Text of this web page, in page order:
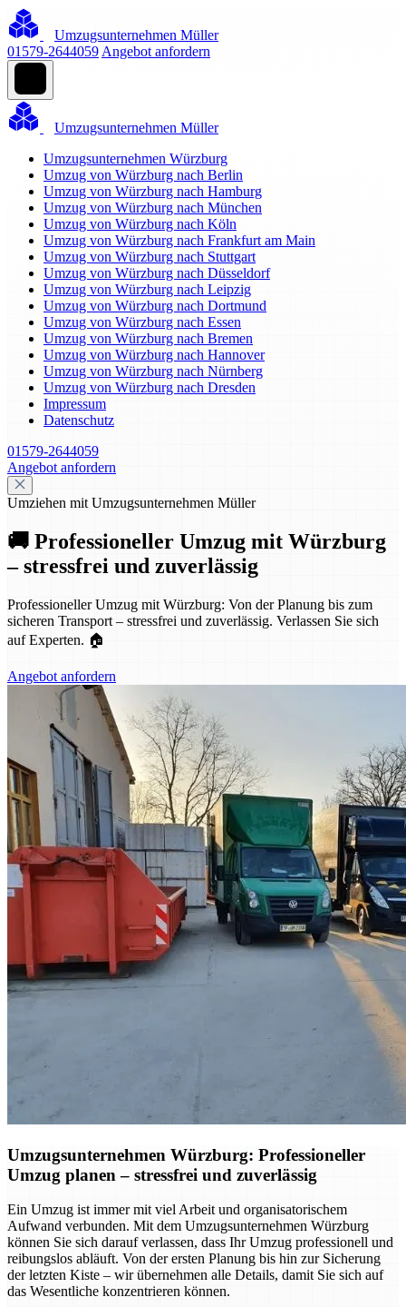
Umzugsunternehmen Müller
01579-2644059 Angebot anfordern
Umzugsunternehmen Müller
Umzugsunternehmen Würzburg
Umzug von Würzburg nach Berlin
Umzug von Würzburg nach Hamburg
Umzug von Würzburg nach München
Umzug von Würzburg nach Köln
Umzug von Würzburg nach Frankfurt am Main
Umzug von Würzburg nach Stuttgart
Umzug von Würzburg nach Düsseldorf
Umzug von Würzburg nach Leipzig
Umzug von Würzburg nach Dortmund
Umzug von Würzburg nach Essen
Umzug von Würzburg nach Bremen
Umzug von Würzburg nach Hannover
Umzug von Würzburg nach Nürnberg
Umzug von Würzburg nach Dresden
Impressum
Datenschutz
01579-2644059
Angebot anfordern
Umziehen mit Umzugsunternehmen Müller
🚚 Professioneller Umzug mit Würzburg
– stressfrei und zuverlässig
Professioneller Umzug mit Würzburg: Von der Planung bis zum
sicheren Transport – stressfrei und zuverlässig. Verlassen Sie sich
auf Experten. 🏠
Angebot anfordern
Umzugsunternehmen Würzburg: Professioneller
Umzug planen – stressfrei und zuverlässig
Ein Umzug ist immer mit viel Arbeit und organisatorischem
Aufwand verbunden. Mit dem Umzugsunternehmen Würzburg
können Sie sich darauf verlassen, dass Ihr Umzug professionell und
reibungslos abläuft. Von der ersten Planung bis hin zur Sicherung
der letzten Kiste – wir übernehmen alle Details, damit Sie sich auf
das Wesentliche konzentrieren können.